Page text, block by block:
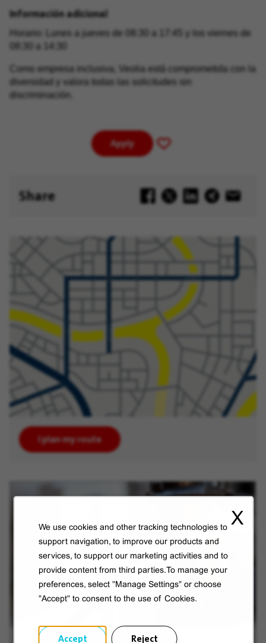
X
We use cookies and other tracking technologies to
support navigation, to improve our products and
services, to support our marketing activities and to
provide content from third parties.To manage your
preferences, select "Manage Settings" or choose
"Accept" to consent to the use of Cookies.
Accept Reject
Información adicional
Horario: Lunes a jueves de 08:30 a 17:45 y los viernes de
08:30 a 14:30
Como empresa inclusiva, Veolia está comprometida con la
diversidad y valora todas las solicitudes sin
discriminación.
Apply
Save
Share
I plan my route